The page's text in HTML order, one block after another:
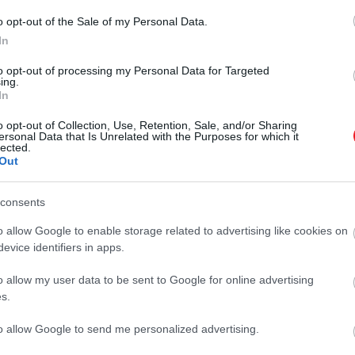
opt-out of the Sale of my Personal Data.
opt-out of processing my Personal Data for Targeted
opt-out of Collection, Use, Retention, Sale, and/or Sharing
Data that Is Unrelated with the Purposes for which it
allow Google to enable storage related to advertising like cookies on
identifiers in apps.
allow my user data to be sent to Google for online advertising
allow Google to send me personalized advertising.
Rankings, ami a világ 104
országának 1500 felsőoktatási
intézményét rangsorolja összetett
végeztek a listán.
Ez a három magyar
felmérés szerint